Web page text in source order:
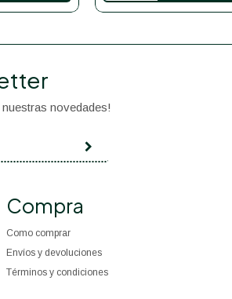
Compra
Como comprar
Envíos y devoluciones
Términos y condiciones
novedades!